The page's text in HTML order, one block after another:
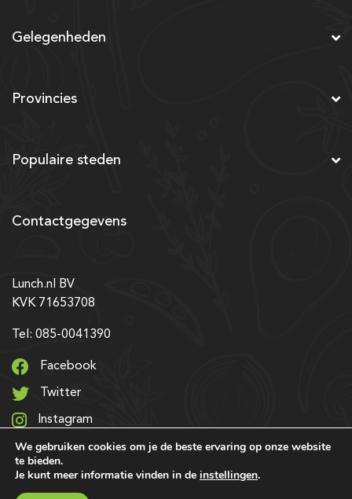
Gelegenheden
Provincies
Populaire steden
Contactgegevens
Lunch.nl BV
KVK 71653708
Tel: 085-0041390
Facebook
Twitter
Instagram
LinkedIn
© 2026 Alle rechten voorbehouden | Ontwerp & realisatie:
We gebruiken cookies om je de beste ervaring op onze website
te bieden.
Je kunt meer informatie vinden in de instellingen.